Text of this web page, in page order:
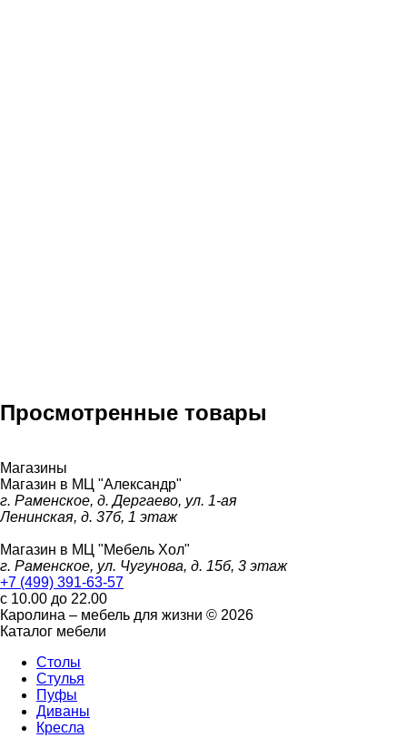
Просмотренные товары
Магазины
Магазин в МЦ "Александр"
г. Раменское, д. Дергаево, ул. 1-ая
Ленинская, д. 37б, 1 этаж
Магазин в МЦ "Мебель Хол"
г. Раменское, ул. Чугунова, д. 15б, 3 этаж
+7 (499) 391-63-57
с 10.00 до 22.00
Каролина – мебель для жизни © 2026
Каталог мебели
Столы
Стулья
Пуфы
Диваны
Кресла